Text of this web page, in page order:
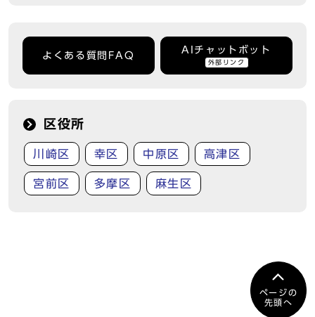
よくある質問FAQ
AIチャットボット
外部リンク
区役所
川崎区 幸区 中原区 高津区
宮前区 多摩区 麻生区
ページの
先頭へ